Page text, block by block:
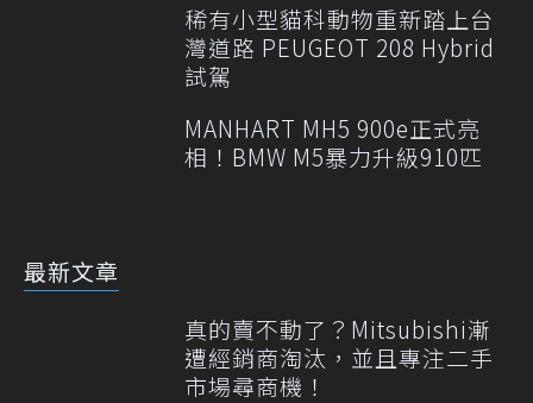
稀有小型貓科動物重新踏上台
灣道路 PEUGEOT 208 Hybrid
試駕
MANHART MH5 900e正式亮
相！BMW M5暴力升級910匹
最新文章
真的賣不動了？Mitsubishi漸
遭經銷商淘汰，並且專注二手
市場尋商機！